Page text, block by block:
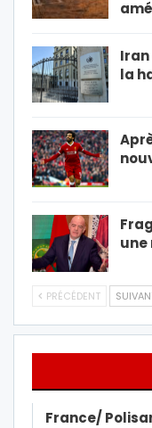
Iran
la
une
PRÉCÉDENT
France/